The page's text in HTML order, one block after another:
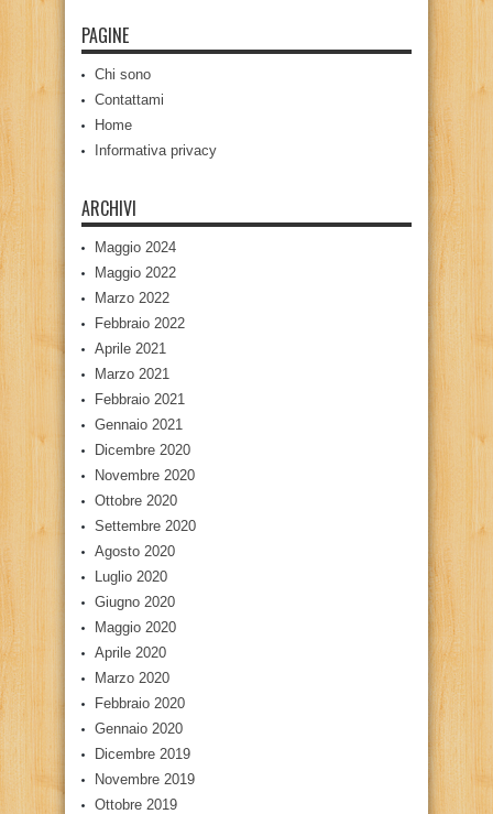
PAGINE
Chi sono
Contattami
Home
Informativa privacy
ARCHIVI
Maggio 2024
Maggio 2022
Marzo 2022
Febbraio 2022
Aprile 2021
Marzo 2021
Febbraio 2021
Gennaio 2021
Dicembre 2020
Novembre 2020
Ottobre 2020
Settembre 2020
Agosto 2020
Luglio 2020
Giugno 2020
Maggio 2020
Aprile 2020
Marzo 2020
Febbraio 2020
Gennaio 2020
Dicembre 2019
Novembre 2019
Ottobre 2019